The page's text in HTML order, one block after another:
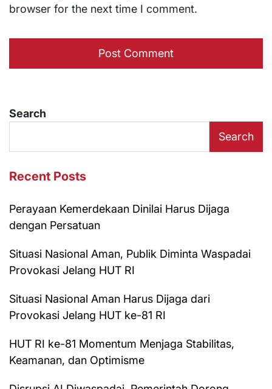
browser for the next time I comment.
Search
Search
Recent Posts
Perayaan Kemerdekaan Dinilai Harus Dijaga
dengan Persatuan
Situasi Nasional Aman, Publik Diminta Waspadai
Provokasi Jelang HUT RI
Situasi Nasional Aman Harus Dijaga dari
Provokasi Jelang HUT ke-81 RI
HUT RI ke-81 Momentum Menjaga Stabilitas,
Keamanan, dan Optimisme